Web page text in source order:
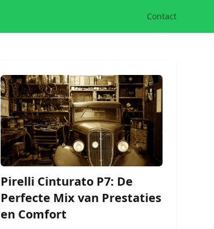
Contact
Pirelli Cinturato P7: De
Perfecte Mix van Prestaties
en Comfort